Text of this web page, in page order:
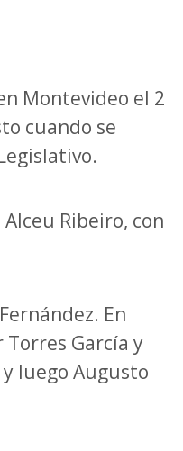
Montevideo el 2
cuando se
Ribeiro, con
En
García y
luego Augusto